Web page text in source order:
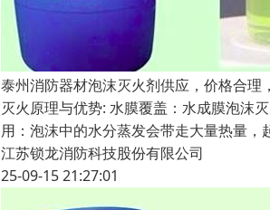
泰州消防器材泡沫灭火剂供应，价格合理
灭火原理与优势: 水膜覆盖：水成膜泡沫
用：泡沫中的水分蒸发会带走大量热量
江苏锁龙消防科技股份有限公司
25-09-15 21:27:01